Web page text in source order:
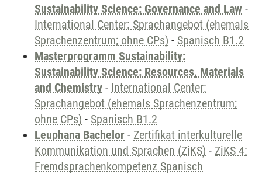
Sustainability Science: Governance and Law -
International Center: Sprachangebot (ehemals
Sprachenzentrum; ohne CPs) - Spanisch B1.2
Masterprogramm Sustainability:
Sustainability Science: Resources, Materials
and Chemistry - International Center:
Sprachangebot (ehemals Sprachenzentrum;
ohne CPs) - Spanisch B1.2
Leuphana Bachelor - Zertifikat interkulturelle
Kommunikation und Sprachen (ZiKS) - ZiKS 4:
Fremdsprachenkompetenz Spanisch